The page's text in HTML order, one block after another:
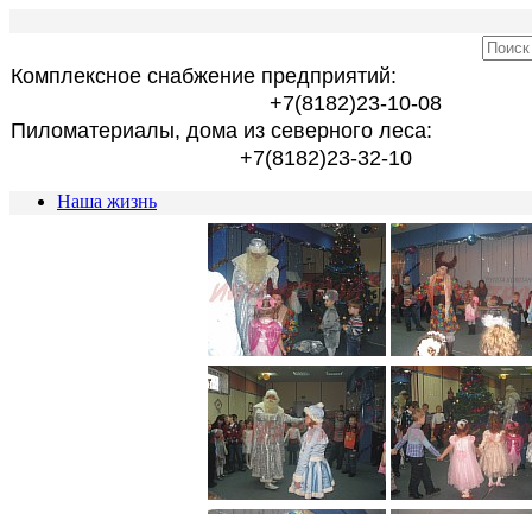
Комплексное снабжение предприятий:
+7(8182)23-10-08
Пиломатериалы, дома из северного леса:
+7(8182)23-32-10
Наша жизнь